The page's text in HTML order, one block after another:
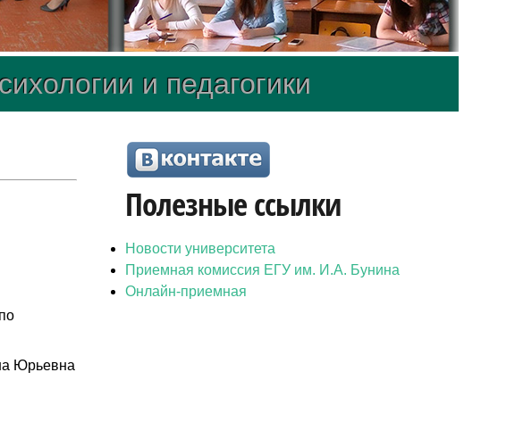
и педагогики
Юрьевна
Полезные ссылки
Новости университета
Приемная комиссия ЕГУ им. И.А. Бунина
Онлайн-приемная